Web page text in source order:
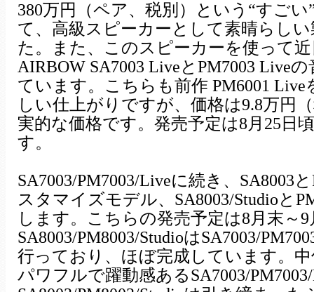
380万円（ペア、税別）という“すご
て、高級スピーカーとして素晴らし
た。また、このスピーカーを使って
AIRBOW SA7003 LiveとPM7003 Live
ています。こちらも前作 PM6001
しい仕上がりですが、価格は9.8万円
実的な価格です。発売予定は8月25日
す。
SA7003/PM7003/Liveに続き、SA8003
スタマイズモデル、SA8003/Studioと
します。こちらの発売予定は8月末～
SA8003/PM8003/StudioはSA7003/
行っており、ほぼ完成しています。
パワフルで躍動感あるSA7003/